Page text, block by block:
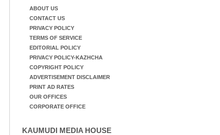
ABOUT US
CONTACT US
PRIVACY POLICY
TERMS OF SERVICE
EDITORIAL POLICY
PRIVACY POLICY-KAZHCHA
COPYRIGHT POLICY
ADVERTISEMENT DISCLAIMER
PRINT AD RATES
OUR OFFICES
CORPORATE OFFICE
KAUMUDI MEDIA HOUSE